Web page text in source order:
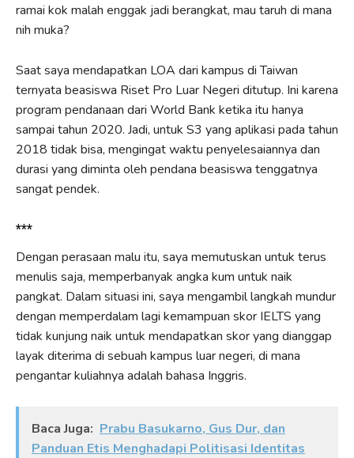
ramai kok malah enggak jadi berangkat, mau taruh di mana
nih muka?
Saat saya mendapatkan LOA dari kampus di Taiwan
ternyata beasiswa Riset Pro Luar Negeri ditutup. Ini karena
program pendanaan dari World Bank ketika itu hanya
sampai tahun 2020. Jadi, untuk S3 yang aplikasi pada tahun
2018 tidak bisa, mengingat waktu penyelesaiannya dan
durasi yang diminta oleh pendana beasiswa tenggatnya
sangat pendek.
***
Dengan perasaan malu itu, saya memutuskan untuk terus
menulis saja, memperbanyak angka kum untuk naik
pangkat. Dalam situasi ini, saya mengambil langkah mundur
dengan memperdalam lagi kemampuan skor IELTS yang
tidak kunjung naik untuk mendapatkan skor yang dianggap
layak diterima di sebuah kampus luar negeri, di mana
pengantar kuliahnya adalah bahasa Inggris.
Baca Juga: Prabu Basukarno, Gus Dur, dan
Panduan Etis Menghadapi Politisasi Identitas